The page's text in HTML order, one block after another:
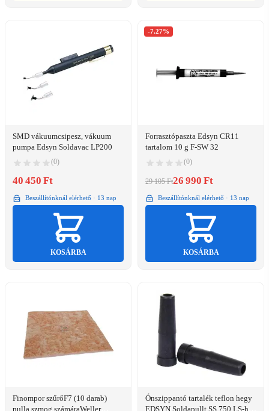
SMD vákuumcsipesz, vákuum
pumpa Edsyn Soldavac LP200
(0)
40 450 Ft
Beszállítónknál elérhető · 13 nap
KOSÁRBA
-7.27%
Forrasztópaszta Edsyn CR11
tartalom 10 g F-SW 32
(0)
29 105 Ft26 990 Ft
Beszállítónknál elérhető · 13 nap
KOSÁRBA
Finompor szűrőF7 (10 darab)
nulla szmog számáraWeller
Ónszippantó tartalék teflon hegy
EDSYN Soldapullt SS 750 LS-hez